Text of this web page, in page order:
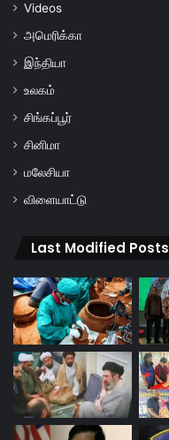
Videos
அமெரிக்கா
இந்தியா
உலகம்
சிங்கப்பூர்
சினிமா
மலேசியா
விளையாட்டு
Last Modified Posts